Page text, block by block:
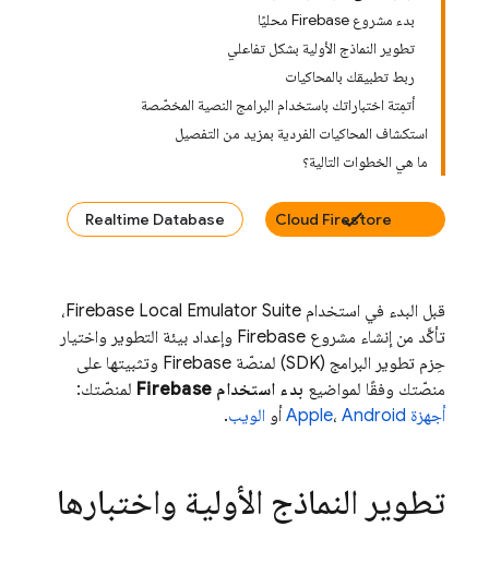
بدء مشروع Firebase محليًا
تطوير النماذج الأولية بشكل تفاعلي
ربط تطبيقك بالمحاكيات
أتمِتة اختباراتك باستخدام البرامج النصية المخصّصة
استكشاف المحاكيات الفردية بمزيد من التفصيل
ما هي الخطوات التالية؟
Cloud Firestore
Realtime Database
قبل البدء في استخدام Firebase Local Emulator Suite،
تأكَّد من إنشاء مشروع Firebase وإعداد بيئة التطوير واختيار
حِزم تطوير البرامج (SDK) لمنصّة Firebase وتثبيتها على
منصّتك وفقًا لمواضيع بدء استخدام Firebase
لمنصّتك:
أجهزة Apple
، Android أو الويب.
تطوير النماذج الأولية واختبارها